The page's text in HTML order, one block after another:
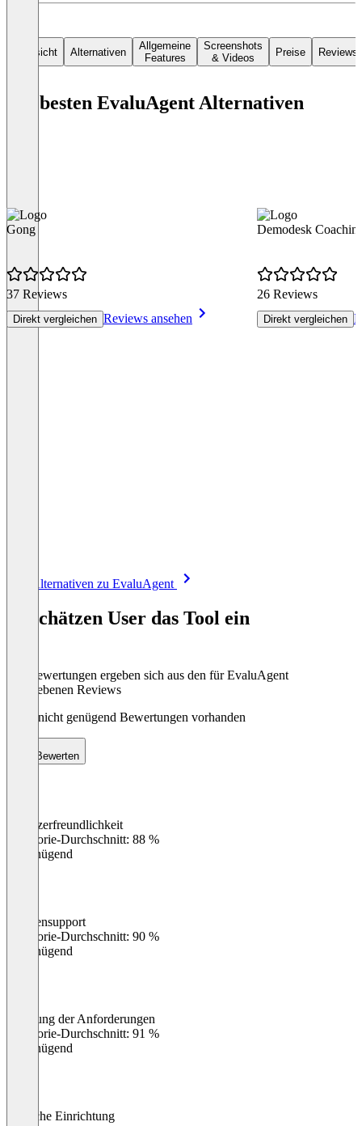
Übersicht Alternativen
Allgemeine
Features
Screenshots
& Videos
Preise Reviews
Die besten EvaluAgent Alternativen
Gong
37 Reviews
Direkt vergleichen Reviews ansehen
Demodesk
26 Reviews
Direkt vergleichen
Alle Alternativen zu EvaluAgent
So schätzen User das Tool ein
Die Bewertungen ergeben sich aus den für EvaluAgent
abgegebenen Reviews
Noch nicht genügend Bewertungen vorhanden
Bewerten
Benutzerfreundlichkeit
Kategorie-Durchschnitt: 88 %
Ungenügend
Kundensupport
Kategorie-Durchschnitt: 90 %
Ungenügend
Erfüllung der Anforderungen
Kategorie-Durchschnitt: 91 %
Ungenügend
Einfache Einrichtung